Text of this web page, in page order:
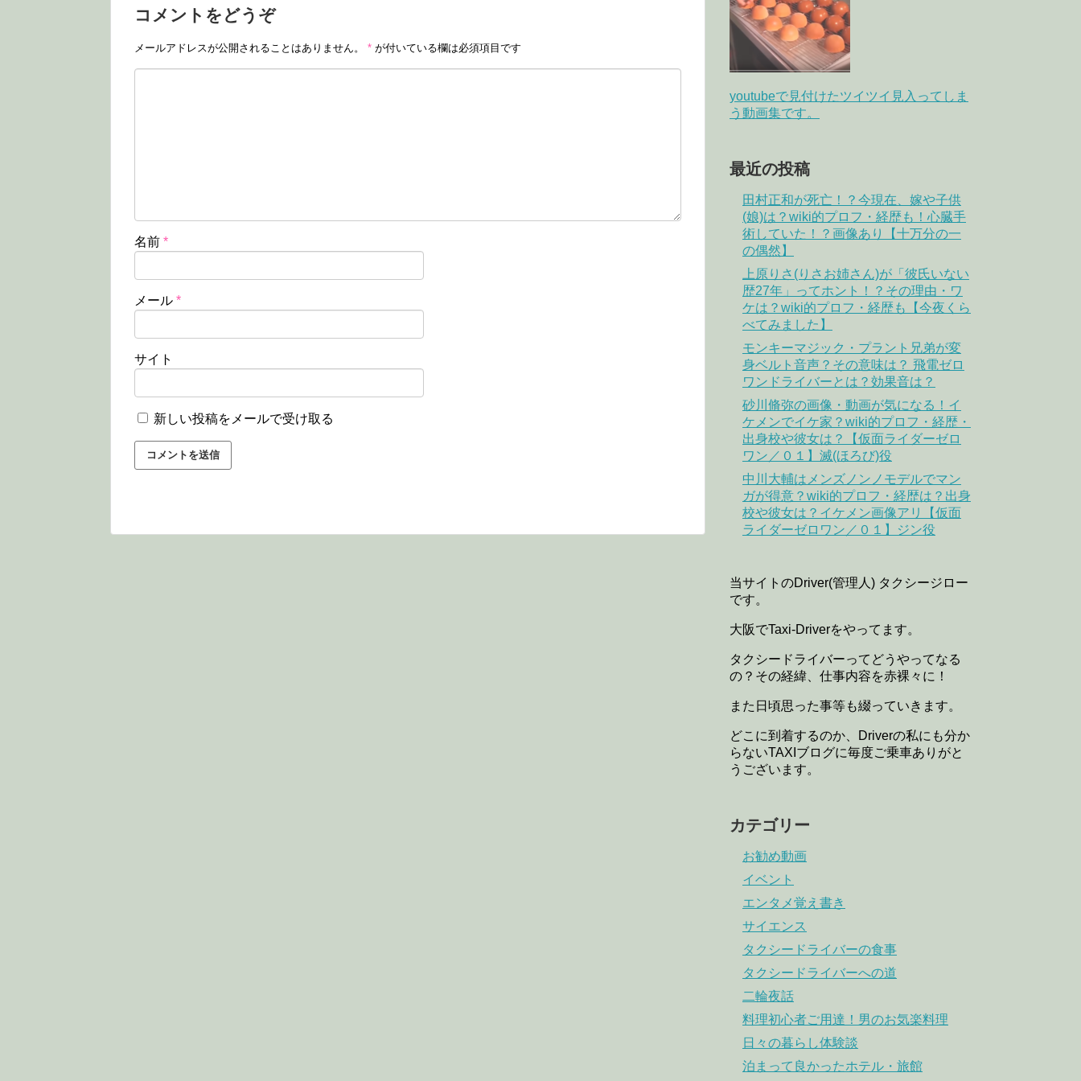
コメントをどうぞ
メールアドレスが公開されることはありません。 * が付いている欄は必須項目です
名前 *
メール *
サイト
新しい投稿をメールで受け取る
youtubeで見付けたツイツイ見入ってしま
う動画集です。
最近の投稿
田村正和が死亡！？今現在、嫁や子供
(娘)は？wiki的プロフ・経歴も！心臓手
術していた！？画像あり【十万分の一
の偶然】
上原りさ(りさお姉さん)が「彼氏いない
歴27年」ってホント！？その理由・ワ
ケは？wiki的プロフ・経歴も【今夜くら
べてみました】
モンキーマジック・プラント兄弟が変
身ベルト音声？その意味は？ 飛電ゼロ
ワンドライバーとは？効果音は？
砂川脩弥の画像・動画が気になる！イ
ケメンでイケ家？wiki的プロフ・経歴・
出身校や彼女は？【仮面ライダーゼロ
ワン／０１】滅(ほろび)役
中川大輔はメンズノンノモデルでマン
ガが得意？wiki的プロフ・経歴は？出身
校や彼女は？イケメン画像アリ【仮面
ライダーゼロワン／０１】ジン役
当サイトのDriver(管理人) タクシージロー
です。
大阪でTaxi-Driverをやってます。
タクシードライバーってどうやってなる
の？その経緯、仕事内容を赤裸々に！
また日頃思った事等も綴っていきます。
どこに到着するのか、Driverの私にも分か
らないTAXIブログに毎度ご乗車ありがと
うございます。
カテゴリー
お勧め動画
イベント
エンタメ覚え書き
サイエンス
タクシードライバーの食事
タクシードライバーへの道
二輪夜話
料理初心者ご用達！男のお気楽料理
日々の暮らし体験談
泊まって良かったホテル・旅館